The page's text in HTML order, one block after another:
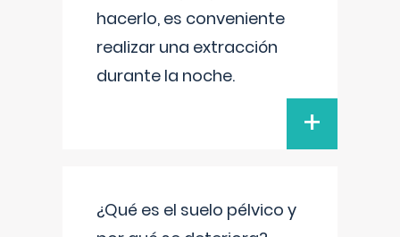
hacerlo, es conveniente
realizar una extracción
durante la noche.
+
¿Qué es el suelo pélvico y